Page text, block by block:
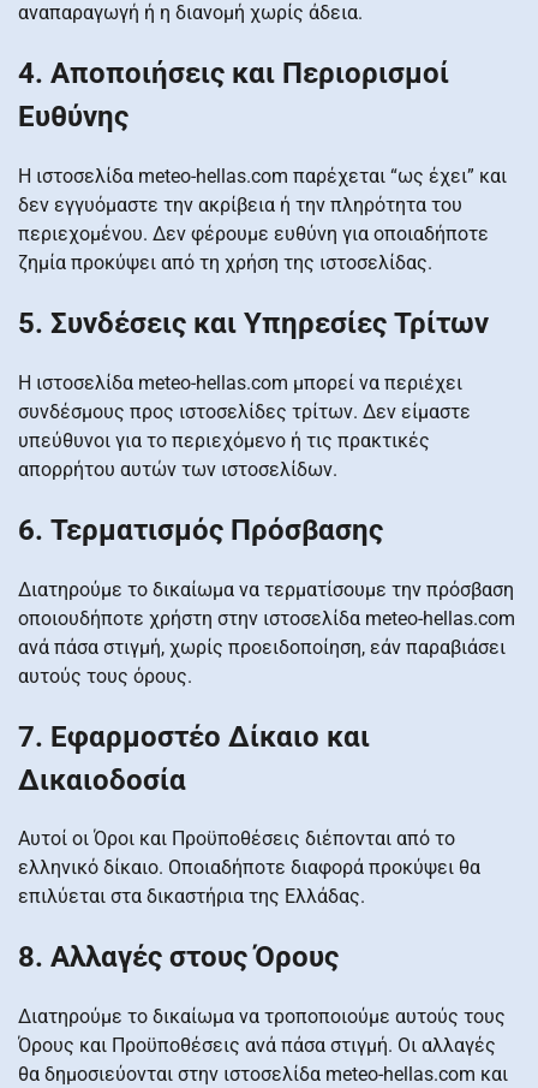
αναπαραγωγή ή η διανομή χωρίς άδεια.
4. Αποποιήσεις και Περιορισμοί
Ευθύνης
Η ιστοσελίδα meteo-hellas.com παρέχεται “ως έχει” και
δεν εγγυόμαστε την ακρίβεια ή την πληρότητα του
περιεχομένου. Δεν φέρουμε ευθύνη για οποιαδήποτε
ζημία προκύψει από τη χρήση της ιστοσελίδας.
5. Συνδέσεις και Υπηρεσίες Τρίτων
Η ιστοσελίδα meteo-hellas.com μπορεί να περιέχει
συνδέσμους προς ιστοσελίδες τρίτων. Δεν είμαστε
υπεύθυνοι για το περιεχόμενο ή τις πρακτικές
απορρήτου αυτών των ιστοσελίδων.
6. Τερματισμός Πρόσβασης
Διατηρούμε το δικαίωμα να τερματίσουμε την πρόσβαση
οποιουδήποτε χρήστη στην ιστοσελίδα meteo-hellas.com
ανά πάσα στιγμή, χωρίς προειδοποίηση, εάν παραβιάσει
αυτούς τους όρους.
7. Εφαρμοστέο Δίκαιο και
Δικαιοδοσία
Αυτοί οι Όροι και Προϋποθέσεις διέπονται από το
ελληνικό δίκαιο. Οποιαδήποτε διαφορά προκύψει θα
επιλύεται στα δικαστήρια της Ελλάδας.
8. Αλλαγές στους Όρους
Διατηρούμε το δικαίωμα να τροποποιούμε αυτούς τους
Όρους και Προϋποθέσεις ανά πάσα στιγμή. Οι αλλαγές
θα δημοσιεύονται στην ιστοσελίδα meteo-hellas.com και